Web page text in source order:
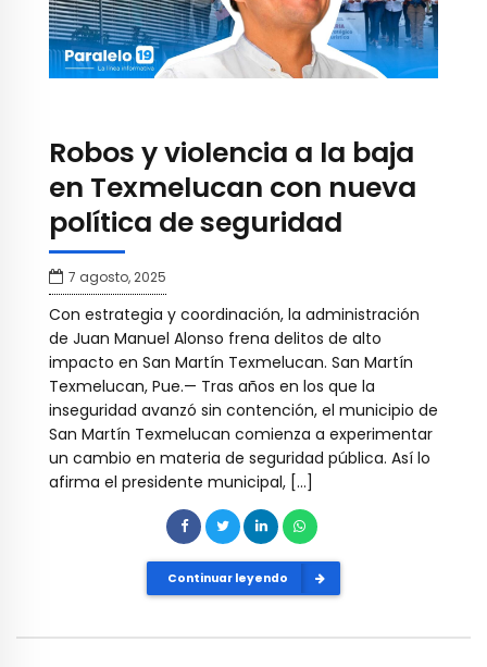
Robos y violencia a la baja
en Texmelucan con nueva
política de seguridad
7 agosto, 2025
Con estrategia y coordinación, la administración
de Juan Manuel Alonso frena delitos de alto
impacto en San Martín Texmelucan. San Martín
Texmelucan, Pue.— Tras años en los que la
inseguridad avanzó sin contención, el municipio de
San Martín Texmelucan comienza a experimentar
un cambio en materia de seguridad pública. Así lo
afirma el presidente municipal, […]
Continuar leyendo